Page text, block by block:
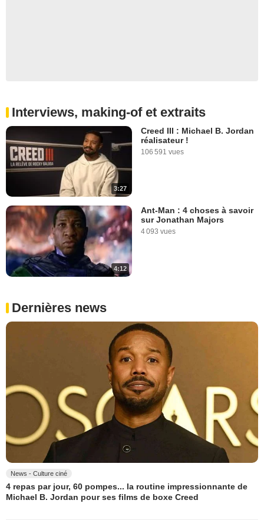
Interviews, making-of et extraits
3:27
Creed III : Michael B. Jordan
réalisateur !
106 591 vues
4:12
Ant-Man : 4 choses à savoir
sur Jonathan Majors
4 093 vues
Dernières news
News - Culture ciné
4 repas par jour, 60 pompes... la routine impressionnante de
Michael B. Jordan pour ses films de boxe Creed